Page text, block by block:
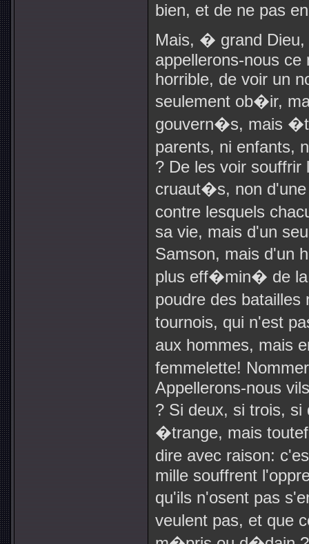
bien, et de ne pas
Mais, � grand Dieu,
appellerons-nous
horrible, de voir un
seulement ob�ir,
gouvern�s, mais
parents, ni enfants,
? De les voir souffrir
cruaut�s, non
contre lesquels
sa vie, mais d'un
Samson, mais d'un
plus eff�min� de la
poudre des
tournois, qui n'est
aux hommes, mais
femmelette!
Appellerons-nous
? Si deux, si trois,
�trange, mais
dire avec raison:
mille souffrent
qu'ils n'osent pas
veulent pas, et que